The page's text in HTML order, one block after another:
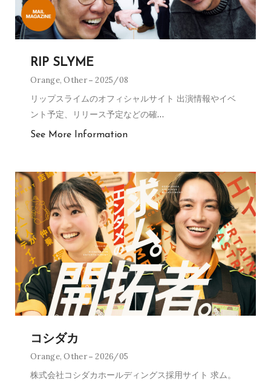
RIP SLYME
Orange,Other 2025/08
リップスライムのオフィシャルサイト 出演情報やイベ
ント予定、リリース予定などの確…
See More Information
コシダカ
Orange,Other 2026/05
株式会社コシダカホールディングス採用サイト 求ム。